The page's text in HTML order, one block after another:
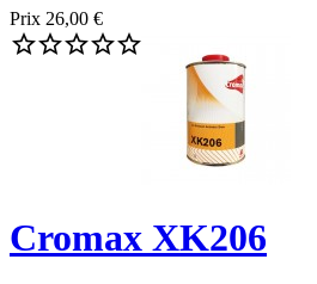
Prix 26,00 €

Cromax XK206